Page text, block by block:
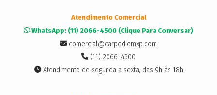
Atendimento Comercial
WhatsApp: (11) 2066-4500 (Clique Para Conversar)
comercial@carpediemxp.com
(11) 2066-4500
Atendimento de segunda a sexta, das 9h às 18h